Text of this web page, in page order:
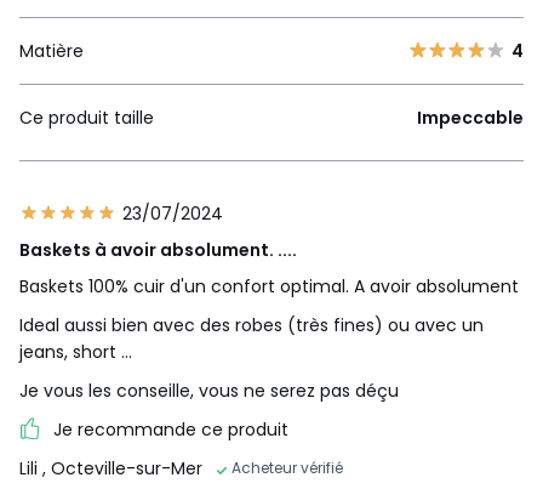
Matière 4
Ce produit taille Impeccable
23/07/2024
Baskets à avoir absolument. ....
Baskets 100% cuir d'un confort optimal. A avoir absolument
Ideal aussi bien avec des robes (très fines) ou avec un
jeans, short …
Je vous les conseille, vous ne serez pas déçu
Je recommande ce produit
Lili , Octeville-sur-Mer Acheteur vérifié